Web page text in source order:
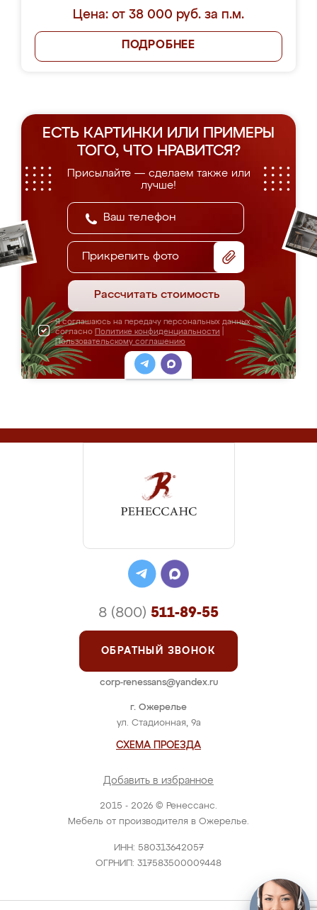
Цена: от 38 000 руб. за п.м.
ПОДРОБНЕЕ
ЕСТЬ КАРТИНКИ ИЛИ ПРИМЕРЫ
ТОГО, ЧТО НРАВИТСЯ?
Присылайте — сделаем также или
лучше!
Прикрепить фото
Рассчитать стоимость
Я соглашаюсь на передачу персональных данных
согласно Политике конфиденциальности
Пользовательскому соглашению
2015 - 2026 © Ренессанс.
Мебель от производителя в Ожерелье.
ИНН: 580313642057
ОГРНИП: 317583500009448
г. Ожерелье
ул. Стадионная, 9а
СХЕМА ПРОЕЗДА
Добавить в избранное
8 (800) 511-89-55
ОБРАТНЫЙ ЗВОНОК
corp-renessans@yandex.ru